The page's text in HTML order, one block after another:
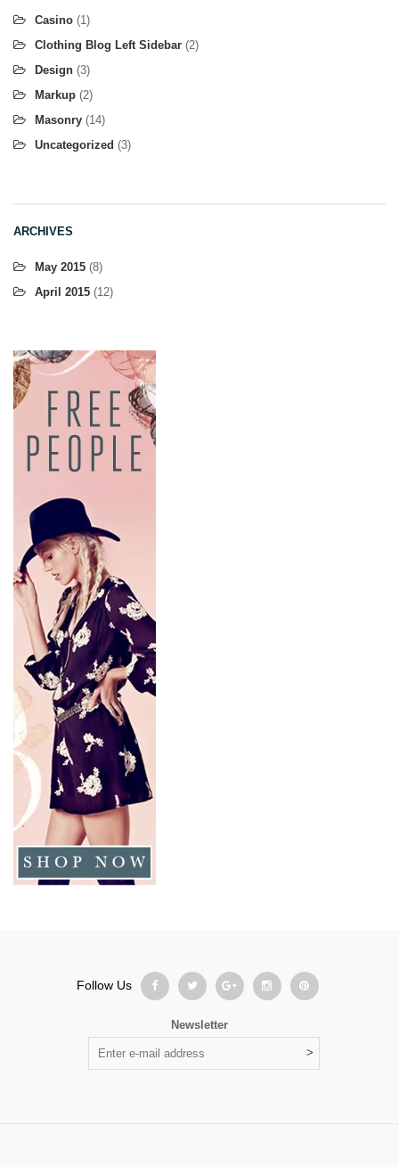
Casino (1)
Clothing Blog Left Sidebar (2)
Design (3)
Markup (2)
Masonry (14)
Uncategorized (3)
ARCHIVES
May 2015 (8)
April 2015 (12)
Follow Us
Newsletter